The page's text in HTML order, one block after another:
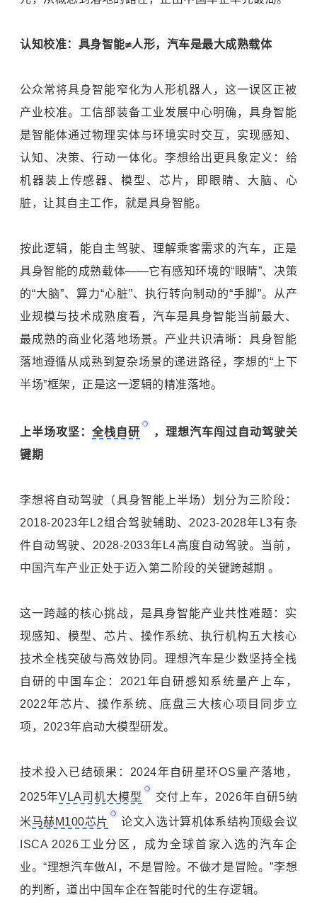
认知校准：具身智能≠人形，汽车是最大成熟载体
公众常将具身智能窄化为人形机器人，这一误区正被
产业校准。工信部装备工业发展中心明确，具身智能
是智能体通过物理实体与环境实时交互，实现感知、
认知、决策、行动一体化。 李想给出更具象定义：给
机器装上传感器、模型、芯片，即眼睛、大脑、心
脏，让其自主工作，就是具身智能。
按此逻辑，能自主驾驶、理解乘客需求的汽车，正是
具身智能的成熟载体——它有感知环境的“眼睛”、决策
的“大脑”、算力“心脏”、执行转向制动的“手脚”。从产
业规模与技术成熟度看，汽车是具身智能当前最大、
最成熟的商业化落地场景。产业共识清晰：具身智能
落地遵循从成熟到复杂场景的递进路径，李想的“上下
半场”框架，正是这一逻辑的精准落地。
上半场攻坚： 全栈自研
，理想汽车闯过自动驾驶关
键期
李想将自动驾驶（具身智能上半场）划分为三阶段：
2018-2023年L2组合驾驶辅助、2023-2028年L3有条
件自动驾驶、2028-2033年L4高度自动驾驶。当前，
中国汽车产业正处于迈入第二阶段的关键跨越期 。
这一跨越的核心挑战，是具身智能产业共性难题：实
现感知、模型、芯片、操作系统、执行机构五大核心
技术全栈突破与高效协同。理想汽车是少数坚持全栈
自研的中国车企：2021年自研感知系统量产上车，
2022年芯片、操作系统、底盘三大核心项目同步立
项，2023年启动大模型研发。
技术投入已结硕果：2024年自研星环OS量产落地，
2025年VLA司机大模型 交付上车，2026年自研5纳
米马赫M100芯片
论文入选计算机体系结构顶级会议
ISCA 2026工业分区，成为全球首家入选的汽车企
业。“理想汽车做AI，不是冒险。不做才是冒险。”李想
的判断，道出中国车企在智能时代的生存逻辑。